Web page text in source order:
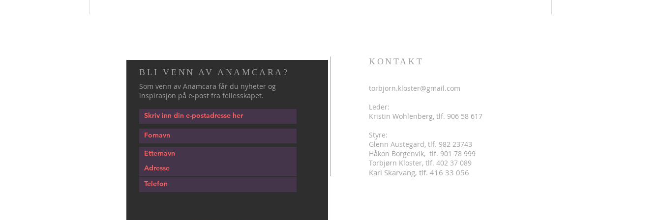
BLI VENN AV ANAMCARA?
Som venn av Anamcara får du nyheter og
inspirasjon på e-post fra fellesskapet.
KONTAKT
torbjorn.kloster@gmail.com
Leder:
Kristin Wohlenberg, tlf. 906 58 617
Styre:
Glenn Austegard, tlf. 982 23743
Håkon Borgenvik, tlf. 901 78 999
Torbjørn Kloster, tlf. 402 37 089
Kari Skarvang, tlf. 416 33 056